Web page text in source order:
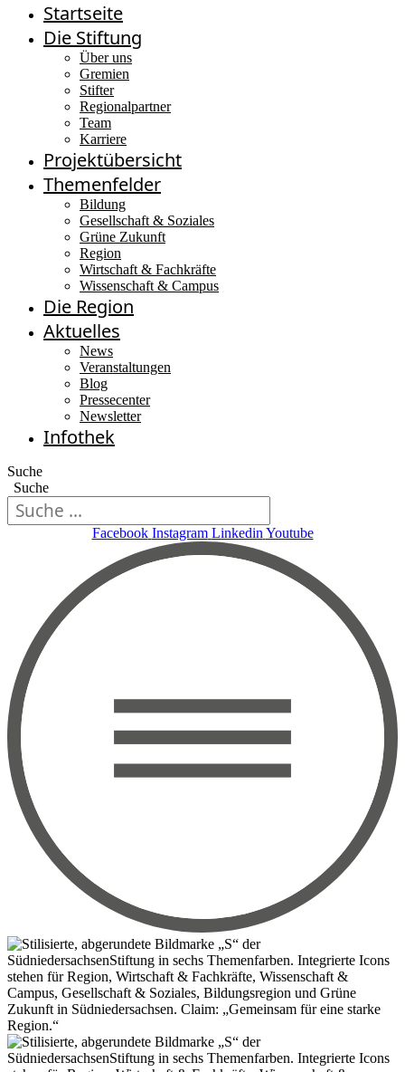
Startseite
Die Stiftung
Über uns
Gremien
Stifter
Regionalpartner
Team
Karriere
Projektübersicht
Themenfelder
Bildung
Gesellschaft & Soziales
Grüne Zukunft
Region
Wirtschaft & Fachkräfte
Wissenschaft & Campus
Die Region
Aktuelles
News
Veranstaltungen
Blog
Pressecenter
Newsletter
Infothek
Suche
Suche
Facebook Instagram Linkedin Youtube